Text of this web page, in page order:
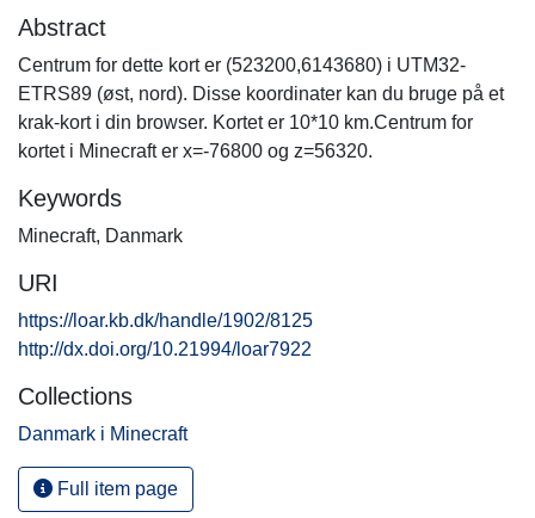
Abstract
Centrum for dette kort er (523200,6143680) i UTM32-
ETRS89 (øst, nord). Disse koordinater kan du bruge på et
krak-kort i din browser. Kortet er 10*10 km.Centrum for
kortet i Minecraft er x=-76800 og z=56320.
Keywords
Minecraft, Danmark
URI
https://loar.kb.dk/handle/1902/8125
http://dx.doi.org/10.21994/loar7922
Collections
Danmark i Minecraft
Full item page